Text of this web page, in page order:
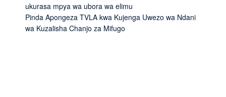
ukurasa mpya wa ubora wa elimu
Pinda Apongeza TVLA kwa Kujenga Uwezo wa Ndani
wa Kuzalisha Chanjo za Mifugo